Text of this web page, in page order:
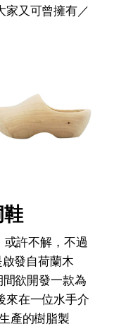
家又可曾擁有／
許不解，不過
發自荷蘭木
欲開發一款為
來在一位水手介
產的樹脂製